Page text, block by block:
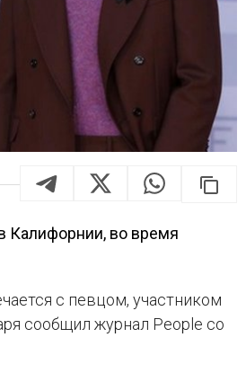
Калифорнии, во время
с певцом, участником
сообщил журнал People cо